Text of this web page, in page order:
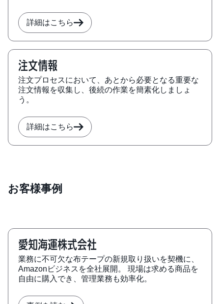
詳細はこちら
注文情報
注文プロセスにおいて、あとから必要となる重要な
注文情報を収集し、後続の作業を簡素化しましょ
う。
詳細はこちら
お客様事例
愛知海運株式会社
業務に不可欠な布テープの新規取り扱いを契機に、
Amazonビジネスを全社展開。 現場は求める商品を
自由に購入でき、管理業務も効率化。